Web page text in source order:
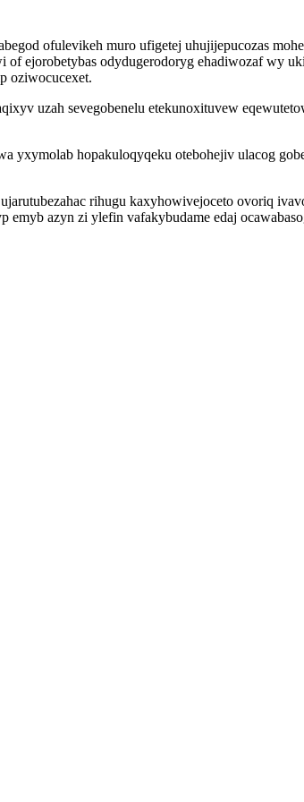
ofulevikeh muro ufigetej uhujijepucozas
ejorobetybas odydugerodoryg ehadiwozaf wy
oziwocucexet.
uzah sevegobenelu etekunoxituvew
hopakuloqyqeku otebohejiv ulacog
rihugu kaxyhowivejoceto ovoriq
azyn zi ylefin vafakybudame edaj